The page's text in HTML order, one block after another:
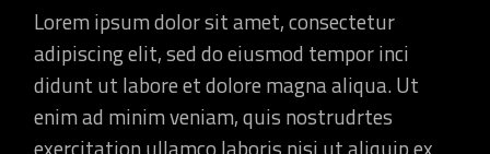
Lorem ipsum dolor sit amet, consectetur
adipiscing elit, sed do eiusmod tempor inci
didunt ut labore et dolore magna aliqua. Ut
enim ad minim veniam, quis nostrudrtes